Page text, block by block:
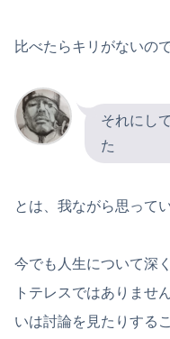
比べたらキリがないの
それにし
た
とは、我ながら思って
今でも人生について深
トテレスではありませ
いは討論を見たりする